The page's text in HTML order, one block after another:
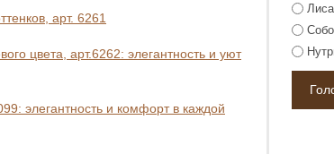
арт. 6261
цвета, арт.6262: элегантность и уют
элегантность и комфорт в каждой